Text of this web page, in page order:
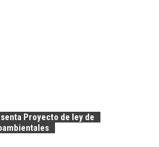
Proyecto de ley de